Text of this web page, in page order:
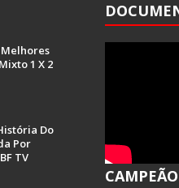
Melhores
1 X 2
Do
Por
TV